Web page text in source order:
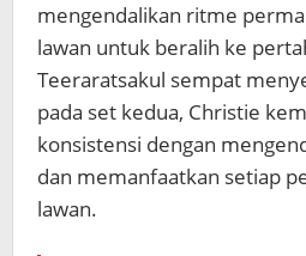
mengendalikan ritme
lawan untuk beralih ke
Teeraratsakul sempat
pada set kedua, Christie
konsistensi dengan
dan memanfaatkan setiap
lawan.